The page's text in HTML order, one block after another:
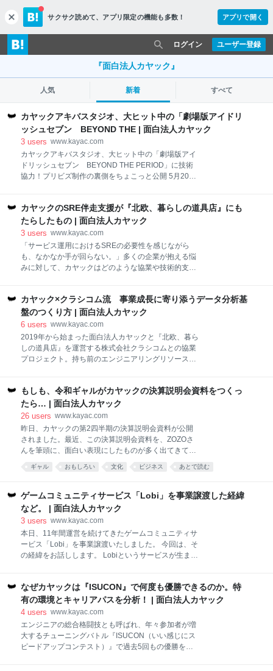
c
l
o
s
サクサク読めて、 アプリ限定の機能も多数！ アプリで開く
ユーザー登録
ログイン
『面白法人カヤック』
人気 新着 すべて
カヤックアキバスタジオ、大ヒット中の「劇場版アイドリ
ッシュセブン BEYOND THE | 面白法人カヤック
3 users www.kayac.com
カヤックアキバスタジオ、大ヒット中の「劇場版アイ
ドリッシュセブン BEYOND THE PERIOD」に技術
協力！プリビズ制作の裏側をちょこっと公開 5月20日
ーションゲーム「アイドリッシュセブン」初の劇場ラ
イブ「劇場版アイドリッシュセブン BEYOND THE
PERIOD」。上映初日から満席劇場が続出、感想ハッ
シュタグ「#ムビナナ参戦」が世界トレンド1位をとる
など、大ヒットロケットスタートを飾りました。 カヤ
ックアキバスタジオでは、自社が企画開発したバーチ
Visualizationの略）の協力をさせていただきました。
アニメ業界初！絵コンテ作成なし！VR上のバーチャル
カメラでプリビズを制作 カヤ
カヤックのSRE伴走支援が『北欧、暮らしの道具店』にも
たらしたもの | 面白法人カヤック
3 users www.kayac.com
「サービス運用におけるSREの必要性を感じながら
も、なかなか手が回らない。」多くの企業が抱える悩
みに対して、カヤックはどのような協業や技術的支援
佐々木さまと一緒に、『北欧、暮らしの道具店』への
SRE伴走支援で得られた成果や変化を振り返ります。
佐々木 亮祐 さま（左）株式会社クラシコム ／テクノ
ロジーグループ・シニアエンジニア 藤原 俊一郎
（右）面白法人カヤック／技術部・エンジニア、SRE
ークラシコムさんが運営する『北欧、暮らしの道具
で自社開発システムを構築していったのだとか。 佐々
木 私が2017年にクラシコムに入社した際には、すで
に自社開発システムに移行していました。データベー
スを見る
カヤック×クラシコム流 事業成長に寄り添うデータ分析基
盤のつくり方 | 面白法人カヤック
6 users www.kayac.com
2019年から始まった面白法人カヤックと『北欧、暮ら
しの道具店』を運営する株式会社クラシコムとの協業
プロジェクト。持ち前のエンジニアリングリソースや
から構築した軌跡に焦点を当て、クラシコムとの相性
を考慮したツール選定の背景や、データエンジニアリ
ングの面白さを担当者に語ってもらいました。 ◆顕在
化された、データ分析の環境的な限界 ー最初に、本プ
ロジェクトのきっかけについて伺いたいと思います。
もともと、クラシコムさんでは、データ分析はどのよ
2019年2月当時、クラシコムにはデータ分析チームと
ータが分析しやすい形でMySQLに転送されるという環
境はあったので、スプレッドシートに集約して、デー
タを分析して
もしも、令和ギャルがカヤックの決算説明会資料をつくっ
たら… | 面白法人カヤック
26 users www.kayac.com
昨日、カヤックの第2四半期の決算説明会資料が公開
されました。最近、この決算説明会資料を、ZOZOさ
んを筆頭に、面白い表現にしたものが多く出てきてい
ます。面白法人としても、今までにない決算説明会資
料をつくることで、株主の裾野を広げられるのではな
明会資料を制作しました。作ってみた結果、なんとも
いえない資料になり、ボツになってしまったのです
が、せっかくなので、失敗のおすそ分けがてら、カヤ
の目的は、株主の裾野を広げること。そこで、株にあ
まり縁がなさそうな方々にしようと、決まったのが
『令和ギャル』。eggの復刊など、最近ギャルマイン
に変換して、決算資料をつくれば、多くの方々にカヤ
ックの想いが届くはず。そう思い、令和ギャルを会社
に招き、一緒に第1四半期決算
ギャル おもしろい 文化 ビジネス あとで読む
ゲームコミュニティサービス「Lobi」を事業譲渡した経緯
など。 | 面白法人カヤック
3 users www.kayac.com
本日、11年間運営を続けてきたゲームコミュニティサ
ービス「Lobi」を事業譲渡いたしました。 今回は、そ
の経緯をお話しします。 Lobiというサービスが生まれ
ミュニケーションが取れるチャットアプリとして2011
年にリリースされました。 当時は、日本ではLINEより
も先行していたこともあり、一気に広がり、日本だけ
でなく世界で多くの人が使ってくれました。リリース
後に東日本大震災があり、震災時に家族や友人の位置
情報がわかるアプリとしても話題になりました。中東
なぜカヤックは『ISUCON』で何度も優勝できるのか。特
有の環境とキャリアパスを分析！ | 面白法人カヤック
4 users www.kayac.com
エンジニアの総合格闘技とも呼ばれ、年々参加者が増
大するチューニングバトル『ISUCON（いい感じにス
ピードアップコンテスト）』で過去5回もの優勝を果